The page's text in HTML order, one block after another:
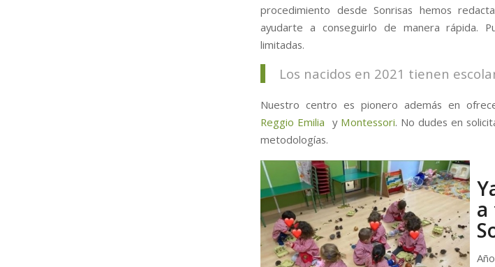
procedimiento desde Sonrisas hemos
ayudarte a conseguirlo de manera rápida.
limitadas.
Los nacidos en 2021 tienen
Nuestro centro es pionero además en
Reggio Emilia y Montessori. No dudes en
metodologías.
a